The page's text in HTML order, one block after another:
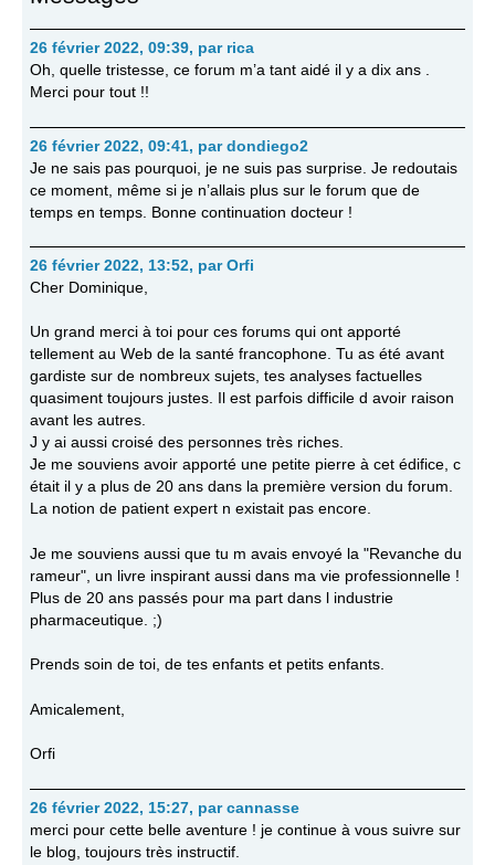
26 février 2022, 09:39, par rica
Oh, quelle tristesse, ce forum m’a tant aidé il y a dix ans .
Merci pour tout !!
26 février 2022, 09:41, par dondiego2
Je ne sais pas pourquoi, je ne suis pas surprise. Je redoutais
ce moment, même si je n’allais plus sur le forum que de
temps en temps. Bonne continuation docteur !
26 février 2022, 13:52, par Orfi
Cher Dominique,
Un grand merci à toi pour ces forums qui ont apporté
tellement au Web de la santé francophone. Tu as été avant
gardiste sur de nombreux sujets, tes analyses factuelles
quasiment toujours justes. Il est parfois difficile d avoir raison
avant les autres.
J y ai aussi croisé des personnes très riches.
Je me souviens avoir apporté une petite pierre à cet édifice, c
était il y a plus de 20 ans dans la première version du forum.
La notion de patient expert n existait pas encore.
Je me souviens aussi que tu m avais envoyé la "Revanche du
rameur", un livre inspirant aussi dans ma vie professionnelle !
Plus de 20 ans passés pour ma part dans l industrie
pharmaceutique. ;)
Prends soin de toi, de tes enfants et petits enfants.
Amicalement,
Orfi
26 février 2022, 15:27, par cannasse
merci pour cette belle aventure ! je continue à vous suivre sur
le blog, toujours très instructif.